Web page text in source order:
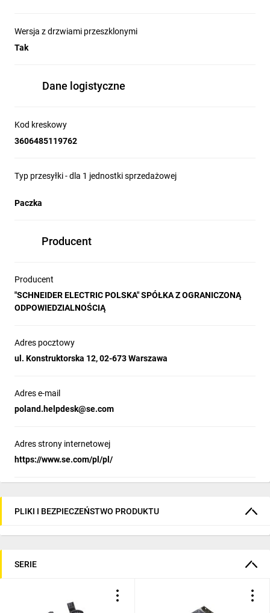
Wersja z drzwiami przeszklonymi
Tak
Dane logistyczne
Kod kreskowy
3606485119762
Typ przesyłki - dla 1 jednostki sprzedażowej
Paczka
Producent
Producent
"SCHNEIDER ELECTRIC POLSKA" SPÓŁKA Z OGRANICZONĄ
ODPOWIEDZIALNOŚCIĄ
Adres pocztowy
ul. Konstruktorska 12, 02-673 Warszawa
Adres e-mail
poland.helpdesk@se.com
Adres strony internetowej
https://www.se.com/pl/pl/
PLIKI I BEZPIECZEŃSTWO PRODUKTU
SERIE